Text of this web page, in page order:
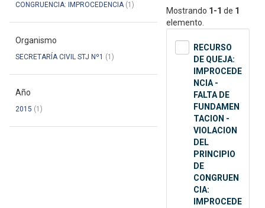
CONGRUENCIA: IMPROCEDENCIA(1)
Organismo
SECRETARÍA CIVIL STJ Nº1 (1)
Año
2015 (1)
Mostrando 1-1 de 1
elemento.
RECURSO
DE QUEJA:
IMPROCEDE
NCIA -
FALTA DE
FUNDAMEN
TACION -
VIOLACION
DEL
PRINCIPIO
DE
CONGRUEN
CIA:
IMPROCEDE